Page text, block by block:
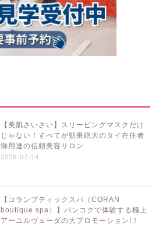
【美肌さいさい】スリーピングマスクだけ
じゃない！すべてが効果絶大のタイ在住者
御用達の信頼美容サロン
2026-07-14
【コランブティックスパ（CORAN
boutique spa）】バンコクで体験する極上
アーユルヴェーダの大プロモーション!！